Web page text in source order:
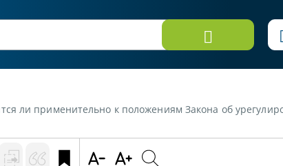
к государственным организациям коммерческие организации, в уставном фонде которых доля участника в полном объеме